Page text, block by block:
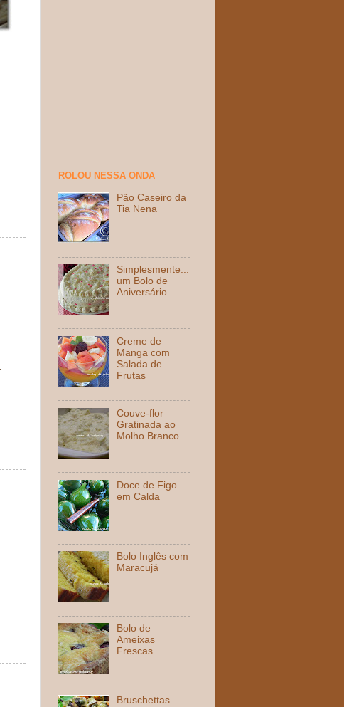
ROLOU NESSA ONDA
Pão Caseiro da
Tia Nena
Simplesmente...
um Bolo de
Aniversário
Creme de
Manga com
Salada de
Frutas
Couve-flor
Gratinada ao
Molho Branco
Doce de Figo
em Calda
Bolo Inglês com
Maracujá
Bolo de
Ameixas
Frescas
Bruschettas